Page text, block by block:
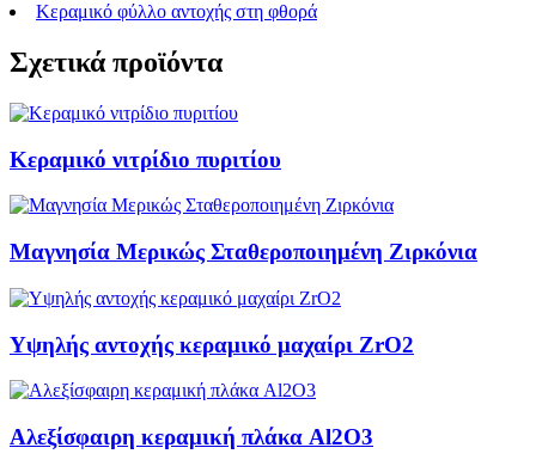
Κεραμικό φύλλο αντοχής στη φθορά
Σχετικά προϊόντα
Κεραμικό νιτρίδιο πυριτίου
Μαγνησία Μερικώς Σταθεροποιημένη Ζιρκόνια
Υψηλής αντοχής κεραμικό μαχαίρι ZrO2
Αλεξίσφαιρη κεραμική πλάκα Al2O3